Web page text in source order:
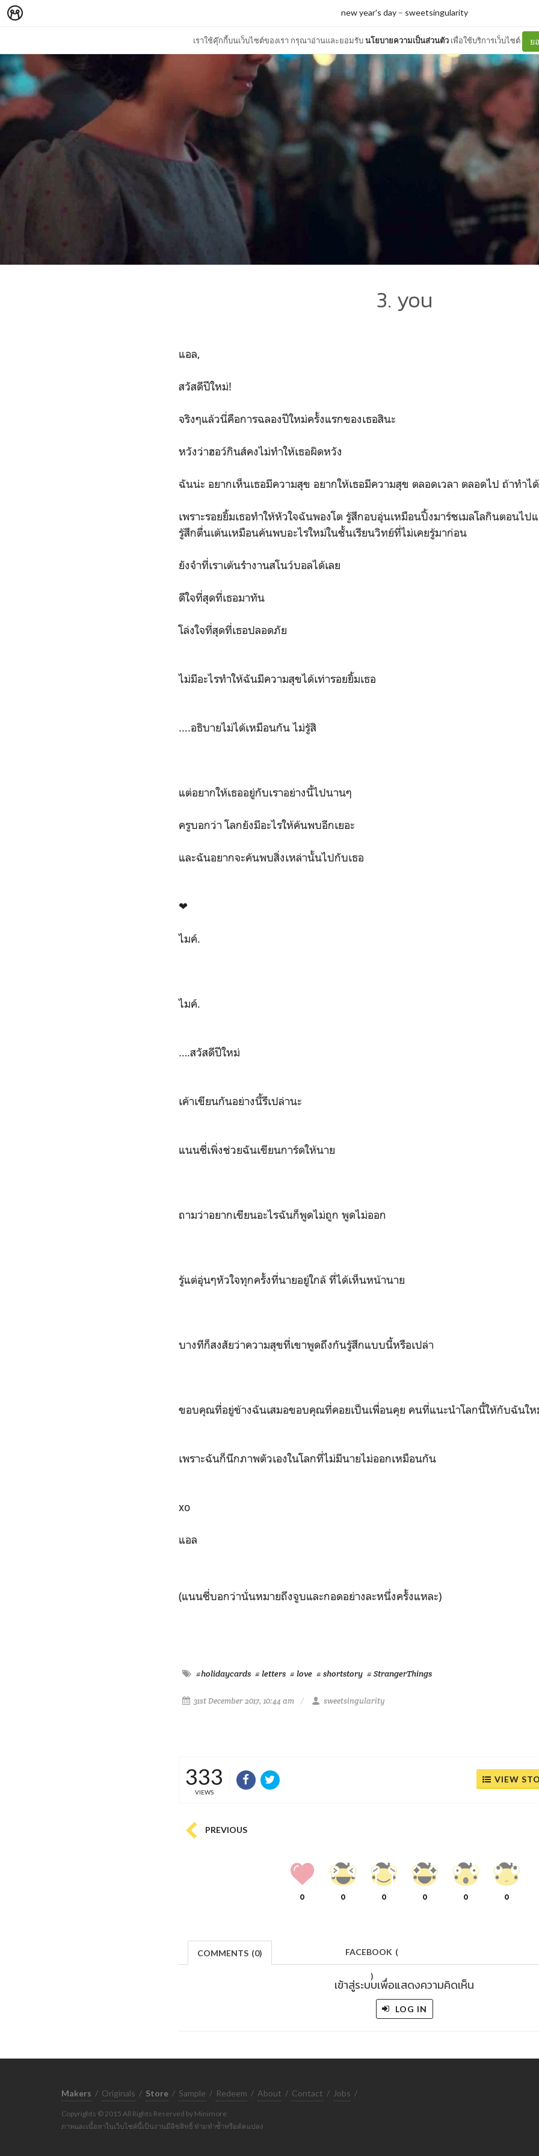
เราใช้คุ๊กกี้บนเว็บไซต์ของเรา กรุณาอ่านและยอมรับนโยบายความเป็นส่วนตัว เพื่อใช้บริการเว็บไซต์ ย
new year's day– sweetsingularity
3. you
แอล,
สวัสดีปีใหม่!
จริงๆแล้วนี่คือการฉลองปีใหม่ครั้งแรกของเธอสินะ
หวังว่าฮอว์กินส์คงไม่ทำให้เธอผิดหวัง
ฉันน่ะ อยากเห็นเธอมีความสุข อยากให้เธอมีความสุข ตลอดเวลา ตลอดไป ถ้าทำได้
เพราะรอยยิ้มเธอทำให้หัวใจฉันพองโต รู้สึกอบอุ่นเหมือนปิ้งมาร์ชเมลโลกินตอนไป
รู้สึกตื่นเต้นเหมือนค้นพบอะไรใหม่ในชั้นเรียนวิทย์ที่ไม่เคยรู้มาก่อน
ยังจำที่เราเต้นรำงานสโนว์บอลได้เลย
ดีใจที่สุดที่เธอมาทัน
โล่งใจที่สุดที่เธอปลอดภัย
ไม่มีอะไรทำให้ฉันมีความสุขได้เท่ารอยยิ้มเธอ
....อธิบายไม่ได้เหมือนกัน ไม่รู้สิ
แต่อยากให้เธออยู่กับเราอย่างนี้ไปนานๆ
ครูบอกว่า โลกยังมีอะไรให้ค้นพบอีกเยอะ
และฉันอยากจะค้นพบสิ่งเหล่านั้นไปกับเธอ
❤
ไมค์.
ไมค์.
….สวัสดีปีใหม่
เค้าเขียนกันอย่างนี้รึเปล่านะ
แนนซี่เพิ่งช่วยฉันเขียนการ์ดให้นาย
ถามว่าอยากเขียนอะไรฉันก็พูดไม่ถูก พูดไม่ออก
รู้แต่อุ่นๆหัวใจทุกครั้งที่นายอยู่ใกล้ ที่ได้เห็นหน้านาย
บางทีก็สงสัยว่าความสุขที่เขาพูดถึงกันรู้สึกแบบนี้หรือเปล่า
ขอบคุณที่อยู่ข้างฉันเสมอขอบคุณที่คอยเป็นเพื่อนคุย คนที่แนะนำโลกนี้ให้กับฉันให
เพราะฉันก็นึกภาพตัวเองในโลกที่ไม่มีนายไม่ออกเหมือนกัน
xo
แอล
(แนนซี่บอกว่านั่นหมายถึงจูบและกอดอย่างละหนึ่งครั้งแหละ)
#holidaycards # letters # love # shortstory # StrangerThings
31st December 2017, 10:44 am sweetsingularity
333
VIEWS
VIEW
PREVIOUS
0 0 0 0 0 0
COMMENTS (0) FACEBOOK (
)
เข้าสู่ระบบเพื่อแสดงความคิดเห็น
LOG IN
Makers / Originals / Store / Sample / Redeem / About / Contact / Jobs /
Copyrights © 2015 All Rights Reserved by Minimore
ภาพและเนื้อหาในเว็บไซต์นี้เป็นงานมีลิขสิทธิ์ ห้ามทำซ้ำหรือดัดแปลง